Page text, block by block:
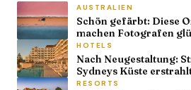
AUSTRALIEN
Schön gefärbt: Diese
machen Fotografen
HOTELS
Nach Neugestaltung:
Sydneys Küste
RESORTS